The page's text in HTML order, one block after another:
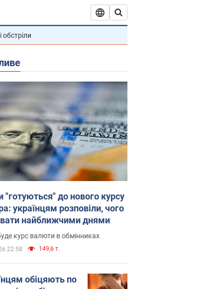
обстріли
"готуються" до нового курсу
українцям розповіли, чого
найближчими днями
курс валюти в обмінниках
22:58 149,6 т.
обіцяють по